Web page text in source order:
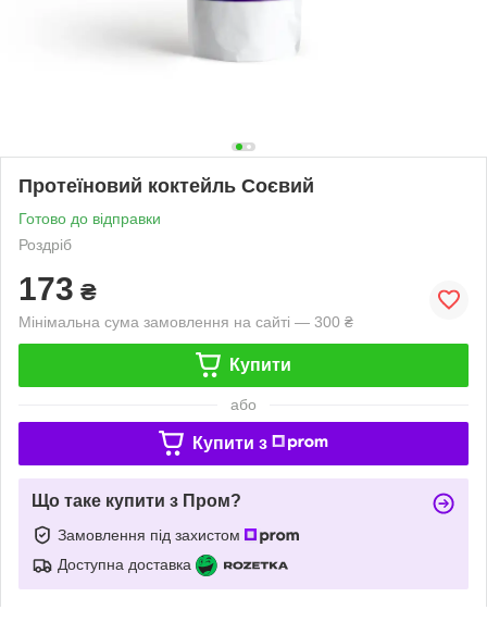
Протеїновий коктейль Соєвий
Готово до відправки
Роздріб
173 ₴
Мінімальна сума замовлення на сайті — 300 ₴
Купити
або
Купити з
Що таке купити з Пром?
Замовлення під захистом
Доступна доставка